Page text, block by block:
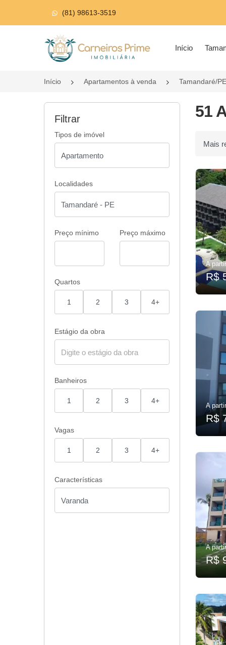
(81) 98613-3519
Página inicial
Início
Início Apartamentos à venda Tamandaré/PE
Filtrar
Tipos de imóvel
Localidades
Preço mínimo Preço máximo
Quartos
1 2 3 4+
Estágio da obra
Banheiros
1 2 3 4+
Vagas
1 2 3 4+
Características
51
Ordenar
A
R$
A
R$
A
R$